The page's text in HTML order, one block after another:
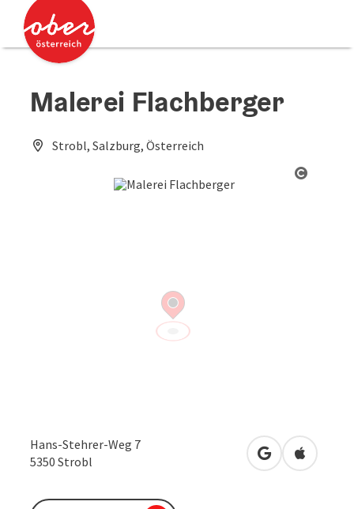
Zum Inhalt
Zum Seitenanfang
Malerei Flachberger
Strobl, Salzburg, Österreich
Hans-Stehrer-Weg 7
5350 Strobl in Googlein Apple